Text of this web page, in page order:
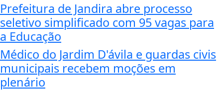
Prefeitura de Jandira abre processo
seletivo simplificado com 95 vagas para
a Educação
Médico do Jardim D'ávila e guardas civis
municipais recebem moções em
plenário